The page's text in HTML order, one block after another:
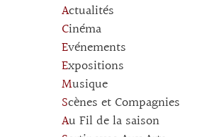
Actualités
Cinéma
Evénements
Expositions
Musique
Scènes et Compagnies
Au Fil de la saison